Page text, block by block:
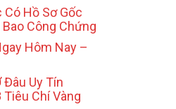
Hồ Sơ Gốc
Công Chứng
Hôm Nay –
Đâu Uy Tín
Chí Vàng